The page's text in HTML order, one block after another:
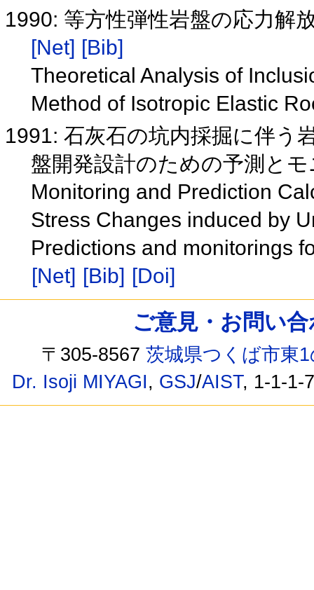
1990: 等方性弾性岩盤の応力解
[Net] [Bib]
Theoretical Analysis of
Method of Isotropic Elastic
1991: 石灰石の坑内採掘に伴う
盤開発設計のための予測と
Monitoring and Prediction
Stress Changes induced by
Predictions and monitorings
[Net] [Bib] [Doi]
ご意見・お問い
〒305-8567茨城県つくば市東
Dr. Isoji MIYAGI, GSJ/AIST, 1-1-1-